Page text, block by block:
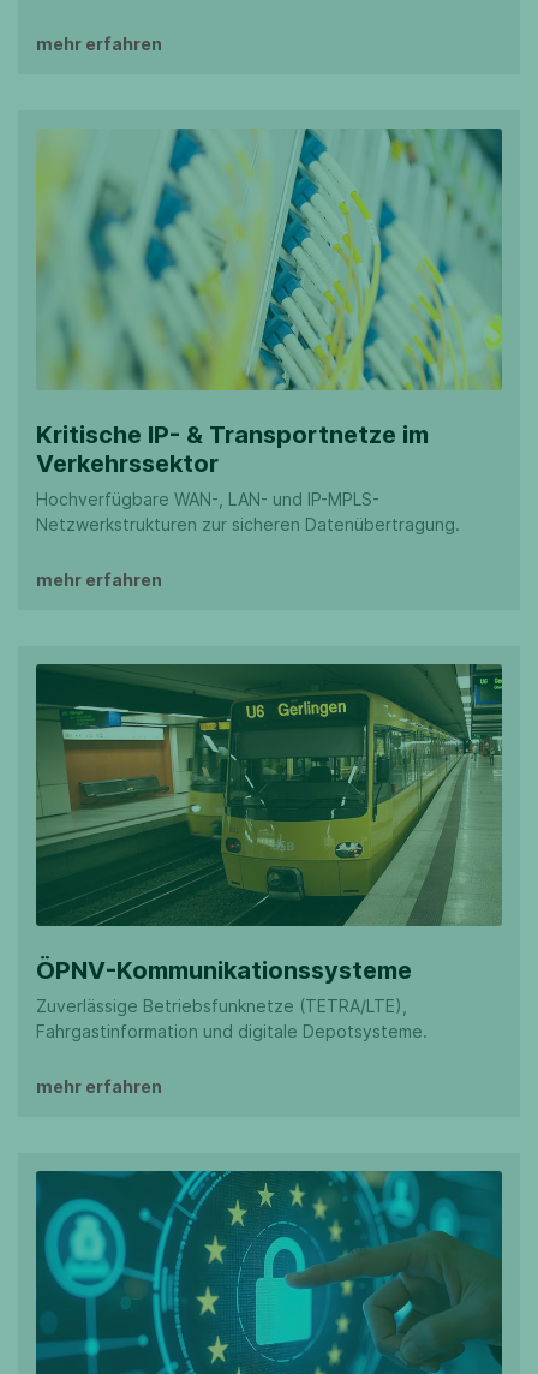
mehr erfahren
Kritische IP- & Transportnetze im
Verkehrssektor
Hochverfügbare WAN-, LAN- und IP-MPLS-
Netzwerkstrukturen zur sicheren Datenübertragung.
mehr erfahren
ÖPNV-Kommunikationssysteme
Zuverlässige Betriebsfunknetze (TETRA/LTE),
Fahrgastinformation und digitale Depotsysteme.
mehr erfahren